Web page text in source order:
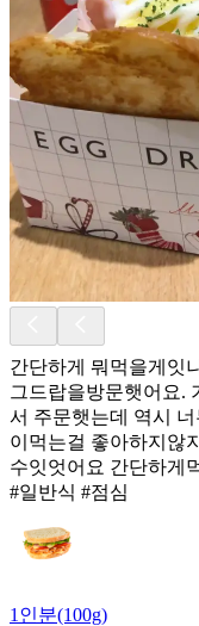
간단하게 뭐먹을게잇
그드랍을방문햇어요.
서 주문햇는데 역시
이먹는걸 좋아하지않
수잇엇어요 간단하게
#일반식 #점심
1인분(100g)